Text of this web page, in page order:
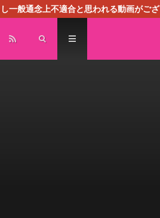
一般通念上不適合と思われる動画がござ